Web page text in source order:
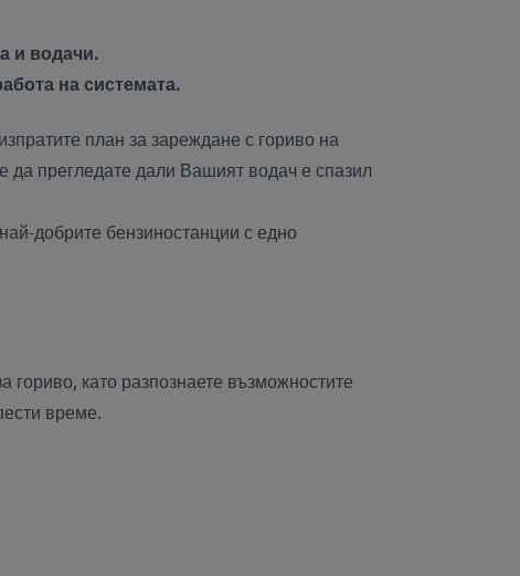
и водачи.
на системата.
план за зареждане с гориво на
прегледате дали Вашият водач е спазил
добрите бензиностанции с едно
гориво, като разпознаете възможностите
време.